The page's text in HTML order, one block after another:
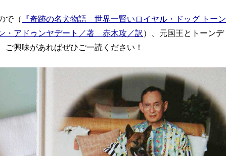
で（
『奇跡の名犬物語 世界一賢いロイヤル・ドッグ トーン
・アドゥンヤデート／著 赤木攻／訳 ）、元国王とトーンデ
興味があればぜひご一読ください！